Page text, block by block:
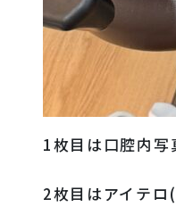
1枚目は口腔内写
2枚目はアイテ